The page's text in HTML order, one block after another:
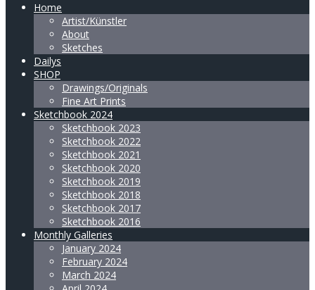
Home
Artist/Künstler
About
Sketches
Dailys
SHOP
Drawings/Originals
Fine Art Prints
Sketchbook 2024
Sketchbook 2023
Sketchbook 2022
Sketchbook 2021
Sketchbook 2020
Sketchbook 2019
Sketchbook 2018
Sketchbook 2017
Sketchbook 2016
Monthly Galleries
January 2024
February 2024
March 2024